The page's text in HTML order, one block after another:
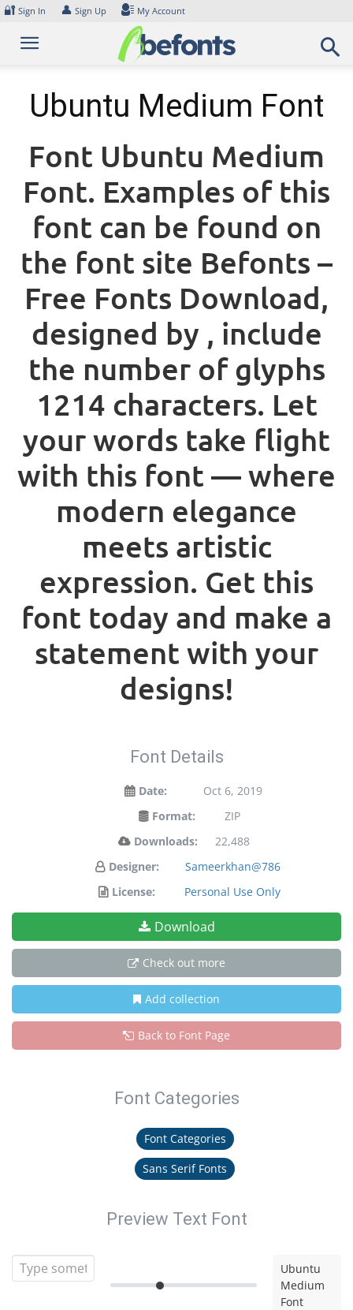
Skip
content
🔐 Sign In 👤 Sign Up My Account
Ubuntu Medium Font
Font Ubuntu Medium
Font. Examples of this
font can be found on
the font site Befonts –
Free Fonts Download,
designed by , include
the number of glyphs
1214 characters. Let
your words take flight
with this font — where
modern elegance
meets artistic
expression. Get this
font today and make a
statement with your
designs!
Font Details
Date:
Oct 6, 2019
Format:
ZIP
Downloads:
22,488
Designer:
Sameerkhan@786
License:
Personal Use Only
Download
Check out more
Add collection
Back to Font Page
Font Categories
Font Categories
Sans Serif Fonts
Preview Text Font
Ubuntu
Medium
Font